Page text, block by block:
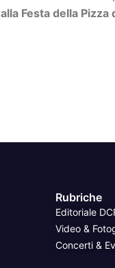
Festa della
Rubriche
Editoriale
Video &
Concerti &